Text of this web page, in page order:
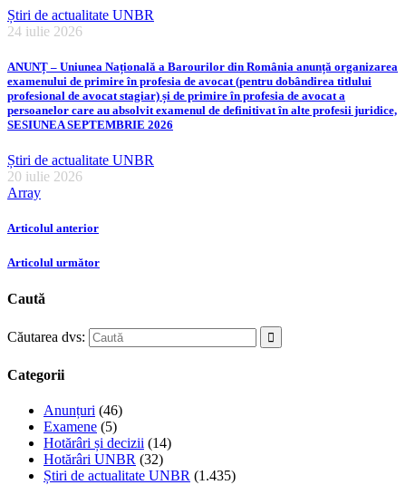
Știri de actualitate UNBR
24 iulie 2026
ANUNȚ – Uniunea Națională a Barourilor din România anunță organizarea
examenului de primire în profesia de avocat (pentru dobândirea titlului
profesional de avocat stagiar) și de primire în profesia de avocat a
persoanelor care au absolvit examenul de definitivat în alte profesii juridice,
SESIUNEA SEPTEMBRIE 2026
Știri de actualitate UNBR
20 iulie 2026
Array
Articolul anterior
Articolul următor
Caută
Căutarea dvs:
Categorii
Anunțuri (46)
Examene (5)
Hotărâri și decizii (14)
Hotărâri UNBR (32)
Știri de actualitate UNBR (1.435)